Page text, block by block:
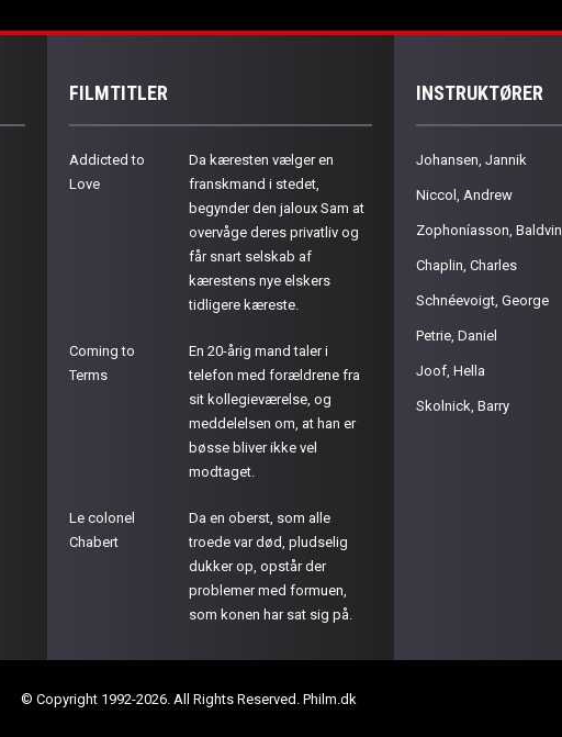
FILMTITLER
Addicted to
Love
Da kæresten vælger en
franskmand i stedet,
begynder den jaloux Sam at
overvåge deres privatliv og
får snart selskab af
kærestens nye elskers
tidligere kæreste.
Coming to
Terms
En 20-årig mand taler i
telefon med forældrene fra
sit kollegieværelse, og
meddelelsen om, at han er
bøsse bliver ikke vel
modtaget.
Le colonel
Chabert
Da en oberst, som alle
troede var død, pludselig
dukker op, opstår der
problemer med formuen,
som konen har sat sig på.
INSTRUKTØRER
Johansen, Jannik
Niccol, Andrew
Zophoníasson, Baldvin
Chaplin, Charles
Schnéevoigt, George
Petrie, Daniel
Joof, Hella
Skolnick, Barry
© Copyright 1992-2026. All Rights Reserved. Philm.dk